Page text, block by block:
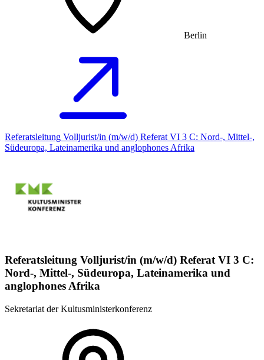
Berlin
Referatsleitung Volljurist/in (m/w/d) Referat VI 3 C: Nord-, Mittel-,
Südeuropa, Lateinamerika und anglophones Afrika
Referatsleitung Volljurist/in (m/w/d) Referat VI 3 C:
Nord-, Mittel-, Südeuropa, Lateinamerika und
anglophones Afrika
Sekretariat der Kultusministerkonferenz